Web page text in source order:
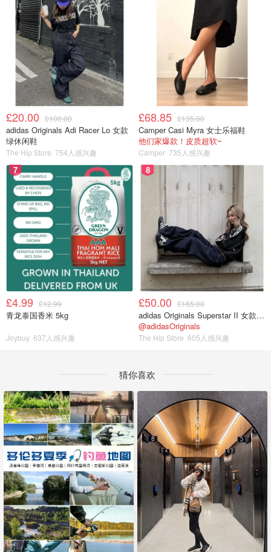
£20.00 £100.00
adidas Originals Adi Racer Lo 女款
绿休闲鞋
The Hip Store 754人感兴趣
£68.85 £135.00
Camper Casi Myra 女士乐福鞋
他们家爆款！皮质超软~
Camper 735人感兴趣
7
£4.99 £12.99
青龙泰国香米 5kg
Joybuy 637人感兴趣
8
£50.00 £165.00
adidas Originals Superstar II 女款串珠休闲鞋 黑色
@adidasOriginals
The Hip Store 605人感兴趣
猜你喜欢